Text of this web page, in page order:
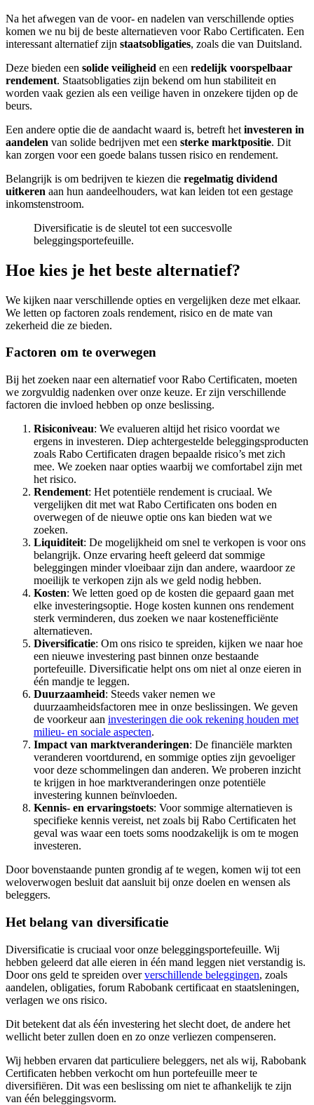
Na het afwegen van de voor- en nadelen van verschillende opties
komen we nu bij de beste alternatieven voor Rabo Certificaten. Een
interessant alternatief zijn staatsobligaties, zoals die van Duitsland.
Deze bieden een solide veiligheid en een redelijk voorspelbaar
rendement. Staatsobligaties zijn bekend om hun stabiliteit en
worden vaak gezien als een veilige haven in onzekere tijden op de
beurs.
Een andere optie die de aandacht waard is, betreft het investeren in
aandelen van solide bedrijven met een sterke marktpositie. Dit
kan zorgen voor een goede balans tussen risico en rendement.
Belangrijk is om bedrijven te kiezen die regelmatig dividend
uitkeren aan hun aandeelhouders, wat kan leiden tot een gestage
inkomstenstroom.
Diversificatie is de sleutel tot een succesvolle
beleggingsportefeuille.
Hoe kies je het beste alternatief?
We kijken naar verschillende opties en vergelijken deze met elkaar.
We letten op factoren zoals rendement, risico en de mate van
zekerheid die ze bieden.
Factoren om te overwegen
Bij het zoeken naar een alternatief voor Rabo Certificaten, moeten
we zorgvuldig nadenken over onze keuze. Er zijn verschillende
factoren die invloed hebben op onze beslissing.
Risiconiveau: We evalueren altijd het risico voordat we
ergens in investeren. Diep achtergestelde beleggingsproducten
zoals Rabo Certificaten dragen bepaalde risico’s met zich
mee. We zoeken naar opties waarbij we comfortabel zijn met
het risico.
Rendement: Het potentiële rendement is cruciaal. We
vergelijken dit met wat Rabo Certificaten ons boden en
overwegen of de nieuwe optie ons kan bieden wat we
zoeken.
Liquiditeit: De mogelijkheid om snel te verkopen is voor ons
belangrijk. Onze ervaring heeft geleerd dat sommige
beleggingen minder vloeibaar zijn dan andere, waardoor ze
moeilijk te verkopen zijn als we geld nodig hebben.
Kosten: We letten goed op de kosten die gepaard gaan met
elke investeringsoptie. Hoge kosten kunnen ons rendement
sterk verminderen, dus zoeken we naar kostenefficiënte
alternatieven.
Diversificatie: Om ons risico te spreiden, kijken we naar hoe
een nieuwe investering past binnen onze bestaande
portefeuille. Diversificatie helpt ons om niet al onze eieren in
één mandje te leggen.
Duurzaamheid: Steeds vaker nemen we
duurzaamheidsfactoren mee in onze beslissingen. We geven
de voorkeur aan investeringen die ook rekening houden met
milieu- en sociale aspecten.
Impact van marktveranderingen: De financiële markten
veranderen voortdurend, en sommige opties zijn gevoeliger
voor deze schommelingen dan anderen. We proberen inzicht
te krijgen in hoe marktveranderingen onze potentiële
investering kunnen beïnvloeden.
Kennis- en ervaringstoets: Voor sommige alternatieven is
specifieke kennis vereist, net zoals bij Rabo Certificaten het
geval was waar een toets soms noodzakelijk is om te mogen
investeren.
Door bovenstaande punten grondig af te wegen, komen wij tot een
weloverwogen besluit dat aansluit bij onze doelen en wensen als
beleggers.
Het belang van diversificatie
Diversificatie is cruciaal voor onze beleggingsportefeuille. Wij
hebben geleerd dat alle eieren in één mand leggen niet verstandig is.
Door ons geld te spreiden oververschillende beleggingen, zoals
aandelen, obligaties, forum Rabobank certificaat en staatsleningen,
verlagen we ons risico.
Dit betekent dat als één investering het slecht doet, de andere het
wellicht beter zullen doen en zo onze verliezen compenseren.
Wij hebben ervaren dat particuliere beleggers, net als wij, Rabobank
Certificaten hebben verkocht om hun portefeuille meer te
diversifiëren. Dit was een beslissing om niet te afhankelijk te zijn
van één beleggingsvorm.